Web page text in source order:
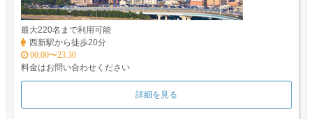
最大220名まで利用可能
西新駅から徒歩20分
00:00〜23:30
料金はお問い合わせください
詳細を見る